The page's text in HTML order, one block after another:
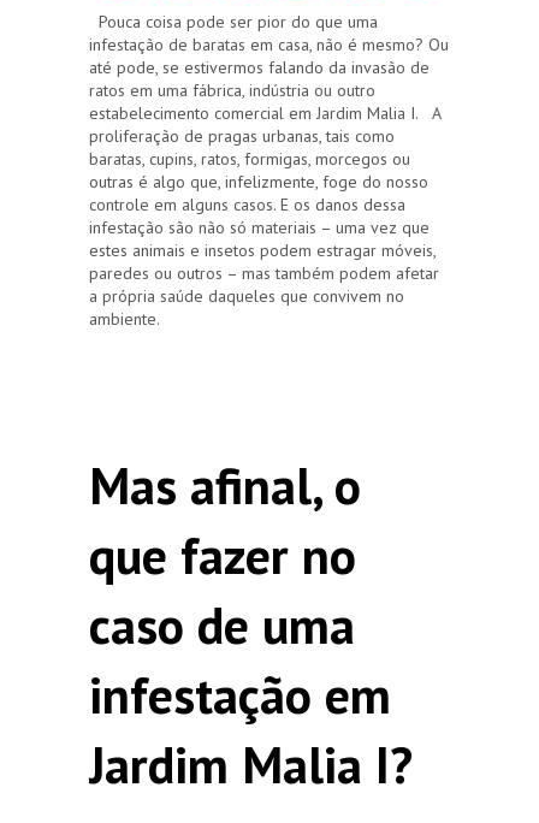
Pouca coisa pode ser pior do que uma
infestação de baratas em casa, não é mesmo? Ou
até pode, se estivermos falando da invasão de
ratos em uma fábrica, indústria ou outro
estabelecimento comercial em Jardim Malia I. A
proliferação de pragas urbanas, tais como
baratas, cupins, ratos, formigas, morcegos ou
outras é algo que, infelizmente, foge do nosso
controle em alguns casos. E os danos dessa
infestação são não só materiais – uma vez que
estes animais e insetos podem estragar móveis,
paredes ou outros – mas também podem afetar
a própria saúde daqueles que convivem no
ambiente.
Mas afinal, o
que fazer no
caso de uma
infestação em
Jardim Malia I?